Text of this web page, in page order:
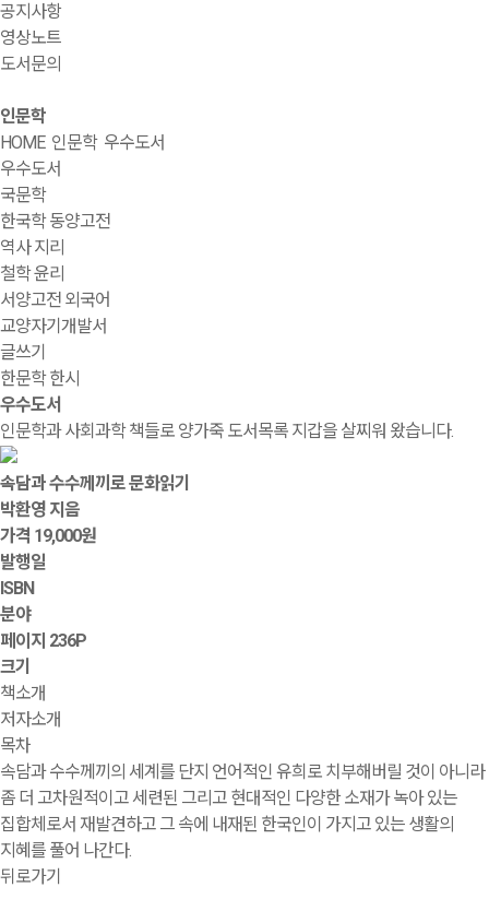
공지사항
영상노트
도서문의
인문학
HOME 인문학 우수도서
우수도서
국문학
한국학 동양고전
역사 지리
철학 윤리
서양고전 외국어
교양자기개발서
글쓰기
한문학 한시
우수도서
인문학과 사회과학 책들로 양가죽 도서목록 지갑을 살찌워 왔습니다.
속담과 수수께끼로 문화읽기
박환영 지음
가격 19,000원
발행일
ISBN
분야
페이지 236P
크기
책소개
저자소개
목차
속담과 수수께끼의 세계를 단지 언어적인 유희로 치부해버릴 것이 아니라
좀 더 고차원적이고 세련된 그리고 현대적인 다양한 소재가 녹아 있는
집합체로서 재발견하고 그 속에 내재된 한국인이 가지고 있는 생활의
지혜를 풀어 나간다.
뒤로가기